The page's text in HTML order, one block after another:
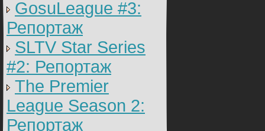
GosuLeague #3:
Репортаж
SLTV Star Series
#2: Репортаж
The Premier
League Season 2:
Репортаж